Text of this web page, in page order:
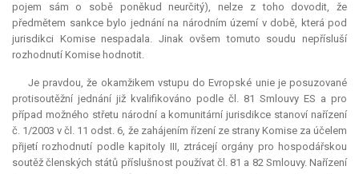
pojem sám o sobě poněkud neurčitý), nelze z toho dovodit, že
předmětem sankce bylo jednání na národním území v době, která pod
jurisdikci Komise nespadala. Jinak ovšem tomuto soudu nepřísluší
rozhodnutí Komise hodnotit.
Je pravdou, že okamžikem vstupu do Evropské unie je posuzované
protisoutěžní jednání již kvalifikováno podle čl. 81 Smlouvy ES a pro
případ možného střetu národní a komunitárníjurisdikce stanoví nařízení
č. 1/2003 v čl. 11 odst. 6, že zahájením řízení ze strany Komise za účelem
přijetí rozhodnutí podle kapitoly III, ztrácejí orgány pro hospodářskou
soutěž členských států příslušnost používat čl. 81 a 82 Smlouvy. Nařízení